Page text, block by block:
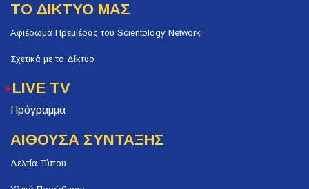
ΤΟ ΔΙΚΤΥΟ ΜΑΣ
Αφιέρωμα Πρεμιέρας του Scientology Network
Σχετικά με το Δίκτυο
LIVE TV
Πρόγραμμα
ΑΙΘΟΥΣΑ ΣΥΝΤΑΞΗΣ
Δελτία Τύπου